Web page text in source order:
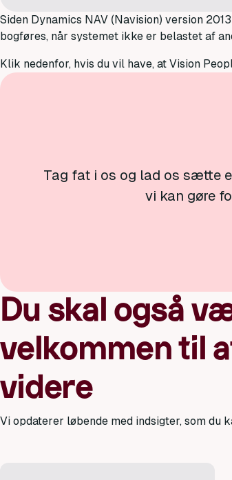
Siden Dynamics NAV (Navision) version
bogføres, når systemet ikke er belastet af
Klik nedenfor, hvis du vil have, at Vision
Tag fat i os og lad os sætte
vi kan gøre
Du skal også
velkommen til
videre
Vi opdaterer løbende med indsigter, som du